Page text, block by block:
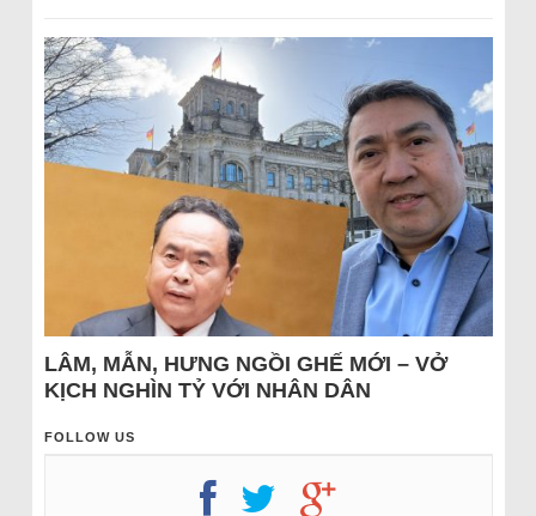
LÂM, MẪN, HƯNG NGỒI GHẾ MỚI – VỞ
KỊCH NGHÌN TỶ VỚI NHÂN DÂN
FOLLOW US